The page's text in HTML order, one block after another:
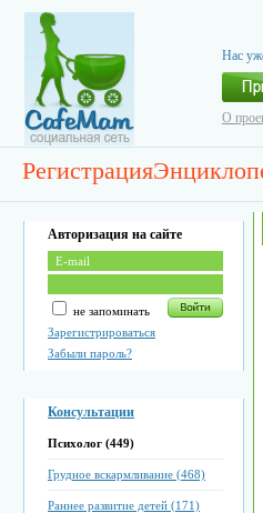
Нас
О
Регистрация
Авторизация на сайте
не запоминать
Зарегистрироваться
Забыли пароль?
Консультации
Психолог (449)
Грудное вскармливание (468)
Раннее развитие детей (171)